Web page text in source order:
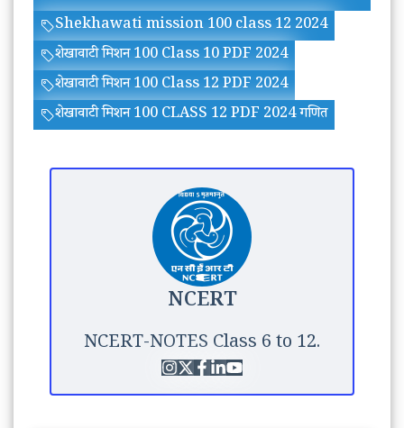
Shekhawati mission 100 class 12 2024
शेखावाटी मिशन 100 Class 10 PDF 2024
शेखावाटी मिशन 100 Class 12 PDF 2024
शेखावाटी मिशन 100 CLASS 12 PDF 2024 गणित
NCERT
NCERT-NOTES Class 6 to 12.